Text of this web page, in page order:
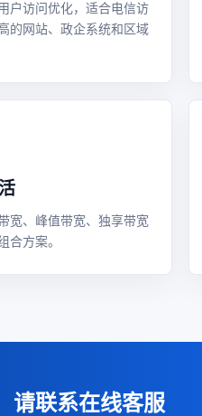
户访问优化，适合电信访
的网站、政企系统和区域
宽、峰值带宽、独享带宽
合方案。
请联系在线客服